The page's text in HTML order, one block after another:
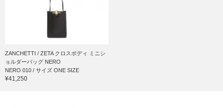
ZANCHETTI / ZETA クロスボディ ミニシ
ョルダーバッグ NERO
NERO 010 / サイズ ONE SIZE
¥41,250